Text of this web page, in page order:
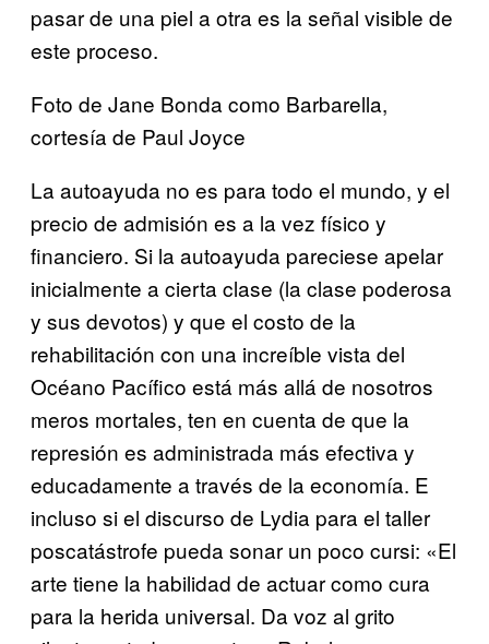
pasar de una piel a otra es la señal visible de
este proceso.
Foto de Jane Bonda como Barbarella,
cortesía de Paul Joyce
La autoayuda no es para todo el mundo, y el
precio de admisión es a la vez físico y
financiero. Si la autoayuda pareciese apelar
inicialmente a cierta clase (la clase poderosa
y sus devotos) y que el costo de la
rehabilitación con una increíble vista del
Océano Pacífico está más allá de nosotros
meros mortales, ten en cuenta de que la
represión es administrada más efectiva y
educadamente a través de la economía. E
incluso si el discurso de Lydia para el taller
poscatástrofe pueda sonar un poco cursi: «El
arte tiene la habilidad de actuar como cura
para la herida universal. Da voz al grito